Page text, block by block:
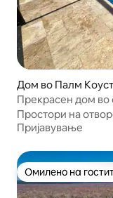
Дом во Палм Коуст
Прекрасен дом во
Простори на
Пријавување
Омилено на
Омилено на